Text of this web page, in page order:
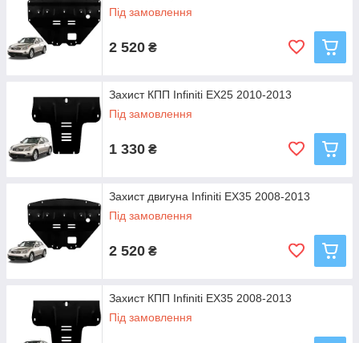
Під замовлення
2 520 ₴
Захист КПП Infiniti EX25 2010-2013
Під замовлення
1 330 ₴
Захист двигуна Infiniti EX35 2008-2013
Під замовлення
2 520 ₴
Захист КПП Infiniti EX35 2008-2013
Під замовлення